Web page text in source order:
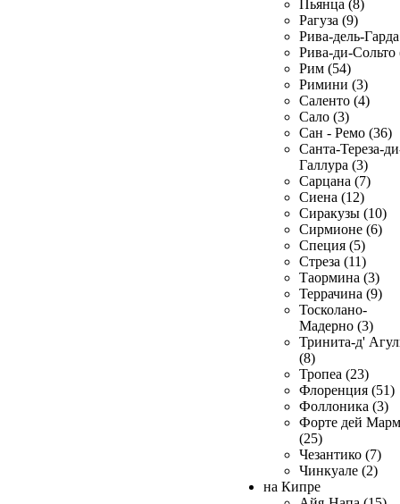
Пьянца (8)
Рагуза (9)
Рива-дель-
Рива-ди-Сольто
Рим (54)
Римини (3)
Саленто (4)
Сало (3)
Сан - Ремо (36)
Санта-Тереза-
Галлура (3)
Сарцана (7)
Сиена (12)
Сиракузы (10)
Сирмионе (6)
Специя (5)
Стреза (11)
Таормина (3)
Террачина (9)
Тосколано-
Мадерно (3)
Тринита-д'
(8)
Тропеа (23)
Флоренция (51)
Фоллоника (3)
Форте дей
(25)
Чезантико (7)
Чинкуале (2)
на Кипре